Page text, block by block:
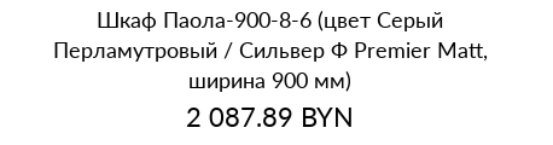
Шкаф Паола‑900‑8‑6 (цвет Серый
Перламутровый / Сильвер Ф Premier Matt,
ширина 900 мм)
2 087.89 BYN